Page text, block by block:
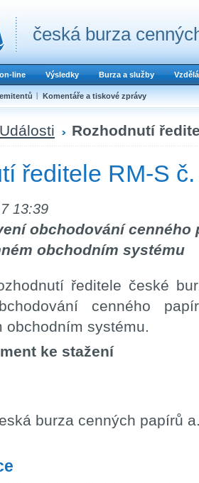
česká burza
line Výsledky Burza a služby
Komentáře a tiskové zprávy
Události Rozhodnutí
ředitele RM-S
13:39
obchodování cenného
obchodním systému
ředitele české
cenného
obchodním systému.
ke stažení
burza cenných papírů